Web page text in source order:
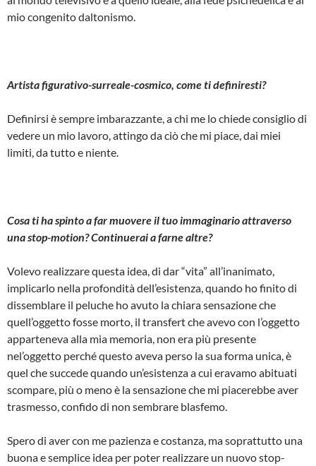
mio congenito daltonismo.
Artista figurativo-surreale-cosmico, come ti definiresti?
Definirsi è sempre imbarazzante, a chi me lo chiede consiglio di
vedere un mio lavoro, attingo da ciò che mi piace, dai miei
limiti, da tutto e niente.
Cosa ti ha spinto a far muovere il tuo immaginario attraverso
una stop-motion? Continuerai a farne altre?
Volevo realizzare questa idea, di dar “vita” all’inanimato,
implicarlo nella profondità dell’esistenza, quando ho finito di
dissemblare il peluche ho avuto la chiara sensazione che
quell’oggetto fosse morto, il transfert che avevo con l’oggetto
apparteneva alla mia memoria, non era più presente
nel’oggetto perché questo aveva perso la sua forma unica, è
quel che succede quando un’esistenza a cui eravamo abituati
scompare, più o meno è la sensazione che mi piacerebbe aver
trasmesso, confido di non sembrare blasfemo.
Spero di aver con me pazienza e costanza, ma soprattutto una
buona e semplice idea per poter realizzare un nuovo stop-